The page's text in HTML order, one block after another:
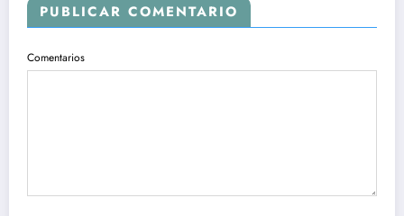
PUBLICAR COMENTARIO
Comentarios